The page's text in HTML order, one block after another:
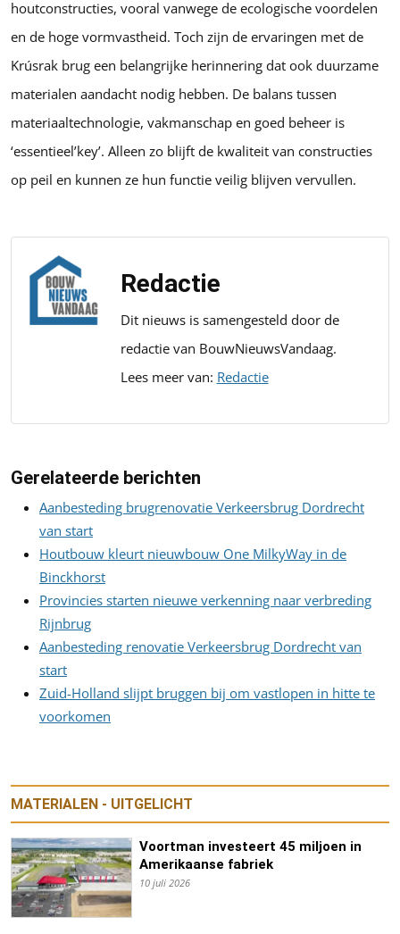
houtconstructies, vooral vanwege de ecologische voordelen
en de hoge vormvastheid. Toch zijn de ervaringen met de
Krúsrak brug een belangrijke herinnering dat ook duurzame
materialen aandacht nodig hebben. De balans tussen
materiaaltechnologie, vakmanschap en goed beheer is
‘essentieel’key’. Alleen zo blijft de kwaliteit van constructies
op peil en kunnen ze hun functie veilig blijven vervullen.
Redactie
Dit nieuws is samengesteld door de
redactie van BouwNieuwsVandaag.
Lees meer van: Redactie
Gerelateerde berichten
Aanbesteding brugrenovatie Verkeersbrug Dordrecht
van start
Houtbouw kleurt nieuwbouw One MilkyWay in de
Binckhorst
Provincies starten nieuwe verkenning naar verbreding
Rijnbrug
Aanbesteding renovatie Verkeersbrug Dordrecht van
start
Zuid-Holland slijpt bruggen bij om vastlopen in hitte te
voorkomen
MATERIALEN - UITGELICHT
Voortman investeert 45 miljoen in
Amerikaanse fabriek
10 juli 2026